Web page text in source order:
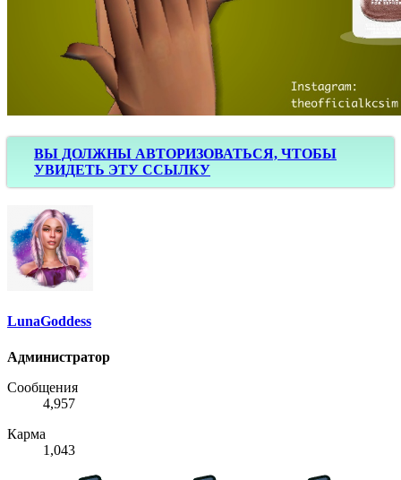
ВЫ ДОЛЖНЫ АВТОРИЗОВАТЬСЯ, ЧТОБЫ
УВИДЕТЬ ЭТУ ССЫЛКУ
LunaGoddess
Администратор
Сообщения
4,957
Карма
1,043